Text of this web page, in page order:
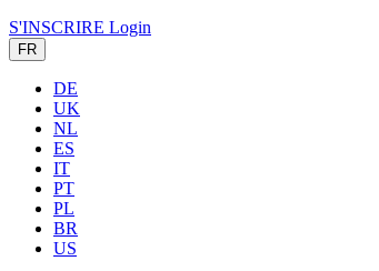
S'INSCRIRE Login
FR
DE
UK
NL
ES
IT
PT
PL
BR
US